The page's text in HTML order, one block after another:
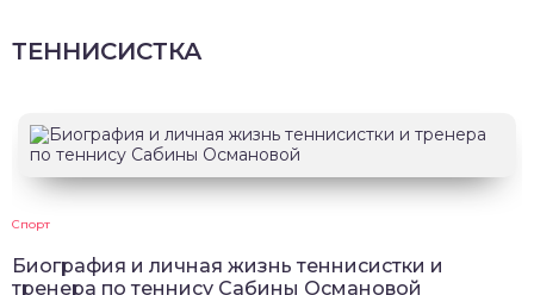
ТЕННИСИСТКА
Спорт
Биография и личная жизнь теннисистки и
тренера по теннису Сабины Османовой